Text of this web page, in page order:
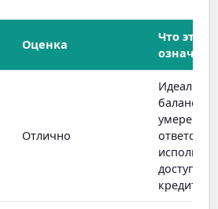
Оценка
Что это
означает
Отлично
баланс —
кредита